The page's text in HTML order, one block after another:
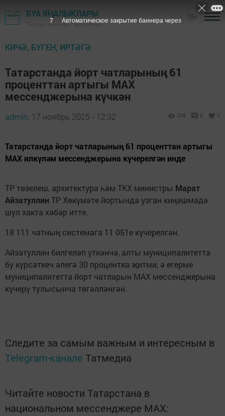
БУА ЯҢАЛЫКЛАРЫ
"Байрак" газетасы - Буа районы
КИЧӘ, БҮГЕН, ИРТӘГӘ
Татарстанда йорт чатларының 61
проценттан артыгы MAX
мессенджерына күчкән
admin, 17 ноябрь 2025 - 12:32 208 0 0
Татарстанда йорт чатларының 61 проценттан артыгы
MAX илкүләм мессенджерына күчерелгән инде
ТР төзелеш, архитектура һәм ТКХ министры Марат
Айзатуллин ТР Хөкүмәте йортында узган киңәшмәдә
шул хакта хәбәр итте.
18 111 чатның системага 11 051е күчерелгән.
Айзатуллин билгеләп үткәнчә, алты муниципалитетта
бу күрсәткеч әлегә 30 процентка җитми, ә егерме
муниципалитетта йорт чатларын MAX мессенджерына
күчерү тулысынча төгәлләнгән.
Следите за самым важным и интересным в
Telegram-канале Татмедиа
Читайте новости Татарстана в
национальном мессенджере MАХ:
7 Автоматическое закрытие баннера через